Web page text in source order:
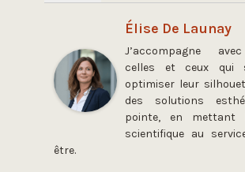
Élise De Launay
J’accompagne
celles et ceux qui
optimiser leur
des solutions
pointe, en mettant
scientifique au
être.